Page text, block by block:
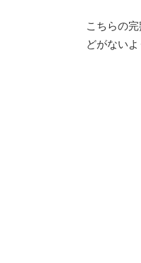
こちらの
どがない